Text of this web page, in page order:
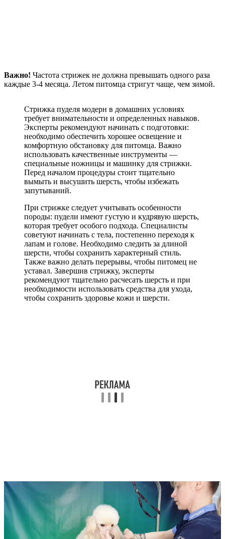
Важно! Частота стрижек не должна превышать одного раза
каждые 3-4 месяца. Летом питомца стригут чаще, чем зимой.
Стрижка пуделя модерн в домашних условиях
требует внимательности и определенных навыков.
Эксперты рекомендуют начинать с подготовки:
необходимо обеспечить хорошее освещение и
комфортную обстановку для питомца. Важно
использовать качественные инструменты —
специальные ножницы и машинку для стрижки.
Перед началом процедуры стоит тщательно
вымыть и высушить шерсть, чтобы избежать
запутываний.
При стрижке следует учитывать особенности
породы: пудели имеют густую и кудрявую шерсть,
которая требует особого подхода. Специалисты
советуют начинать с тела, постепенно переходя к
лапам и голове. Необходимо следить за длиной
шерсти, чтобы сохранить характерный стиль.
Также важно делать перерывы, чтобы питомец не
уставал. Завершив стрижку, эксперты
рекомендуют тщательно расчесать шерсть и при
необходимости использовать средства для ухода,
чтобы сохранить здоровье кожи и шерсти.